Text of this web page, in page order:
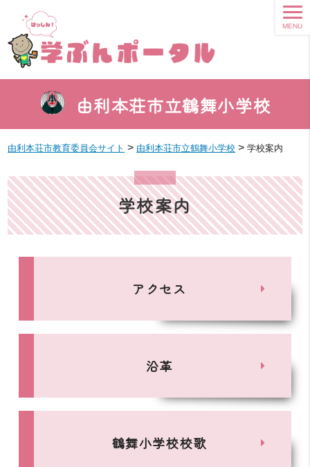
由利本荘市立鶴舞小学校
MENU
由利本荘市教育委員会サイト > 由利本荘市立鶴舞小学校 >学校案内
学校案内
アクセス
沿革
鶴舞小学校校歌